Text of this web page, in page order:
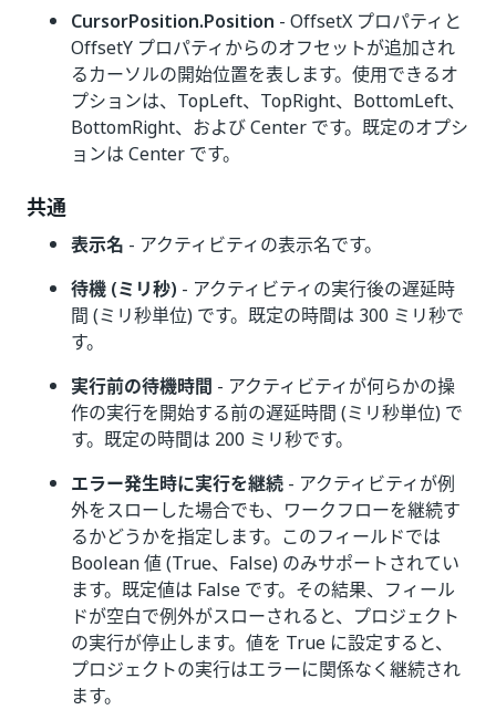
CursorPosition.Position - OffsetX プロパティと
OffsetY プロパティからのオフセットが追加され
るカーソルの開始位置を表します。使用できるオ
プションは、TopLeft、TopRight、BottomLeft、
BottomRight、および Center です。既定のオプシ
ョンは Center です。
共通
表示名 - アクティビティの表示名です。
待機 (ミリ秒) - アクティビティの実行後の遅延時
間 (ミリ秒単位) です。既定の時間は 300 ミリ秒で
す。
実行前の待機時間 - アクティビティが何らかの操
作の実行を開始する前の遅延時間 (ミリ秒単位) で
す。既定の時間は 200 ミリ秒です。
エラー発生時に実行を継続 - アクティビティが例
外をスローした場合でも、ワークフローを継続す
るかどうかを指定します。このフィールドでは
Boolean 値 (True、False) のみサポートされてい
ます。既定値は False です。その結果、フィール
ドが空白で例外がスローされると、プロジェクト
の実行が停止します。値を True に設定すると、
プロジェクトの実行はエラーに関係なく継続され
ます。